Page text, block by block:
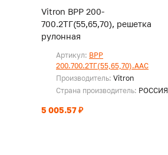
Vitron ВРР 200-
700.2ТГ(55,65,70), решетка
рулонная
Артикул: ВРР
200.700.2ТГ(55,65,70).ААС
Производитель: Vitron
Страна производитель: РОССИЯ
5 005.57 ₽